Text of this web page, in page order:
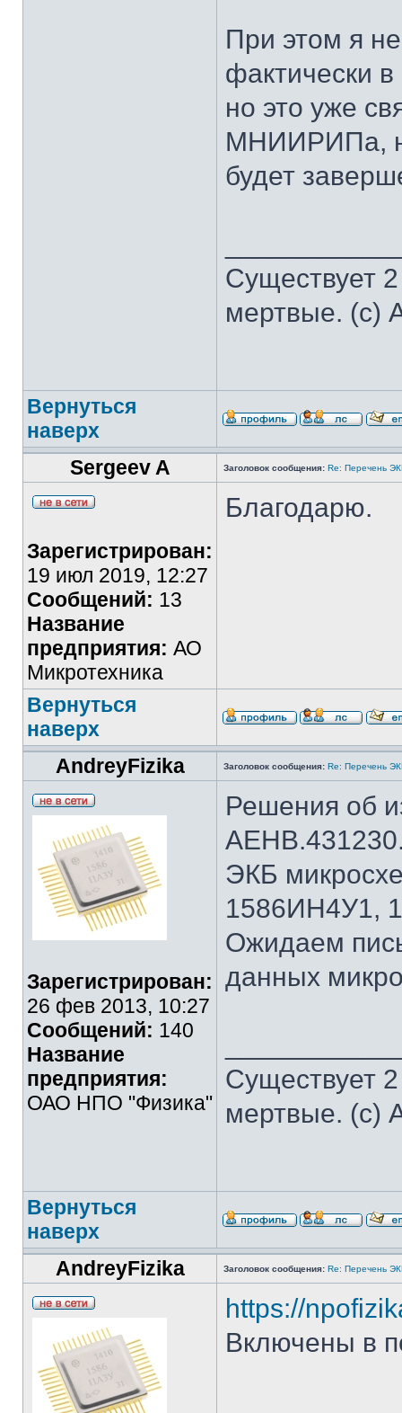
При этом я
фактически
но это уже
МНИИРИПа,
будет
Существует
мертвые. (с)
Вернуться
наверх
Sergeev A
Заголовок сообщения: Re: Перечень
Зарегистрирован:
19 июл 2019, 12:27
Сообщений: 13
Название
предприятия: АО
Микротехника
Благодарю.
Вернуться
наверх
AndreyFizika
Заголовок сообщения: Re: Перечень
Зарегистрирован:
26 фев 2013, 10:27
Сообщений: 140
Название
предприятия:
ОАО НПО "Физика"
Решения об
ЭКБ
1586ИН4У1,
Ожидаем
данных
Существует
мертвые. (с)
Вернуться
наверх
AndreyFizika
Заголовок сообщения: Re: Перечень
https://
Включены в